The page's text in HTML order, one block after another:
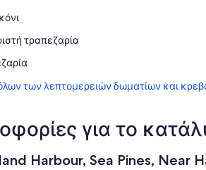
τραπεζαρία
των λεπτομερειών δωματίων και
για το
Harbour, Sea Pines, Near